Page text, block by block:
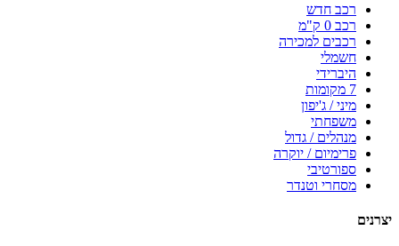
רכב חדש
רכב 0 ק"מ
רכבים למכירה
חשמלי
היברידי
7 מקומות
מיני / ג'יפון
משפחתי
מנהלים / גדול
פרימיום / יוקרה
ספורטיבי
מסחרי וטנדר
יצרנים